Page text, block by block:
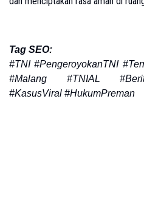
Tag SEO:
#TNI #PengeroyokanTNI
#Malang #TNIAL
#KasusViral #HukumPreman